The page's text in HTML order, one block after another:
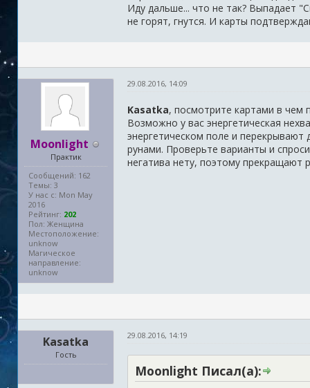
Иду дальше... что не так? Выпадает
не горят, гнутся. И карты
Moonlight
Практик
Сообщений: 162
Темы: 3
У нас с: Mon May
2016
Рейтинг: 202
Пол: Женщина
Местоположение:
unknow
Магическое
направление:
unknow
29.08.2016, 14:09
Kasatka, посмотрите картами в чем
Возможно у вас энергетическая
энергетическом поле и перекрывают
рунами. Проверьте варианты и
негатива нету, поэтому прекращают
Kasatka
Гость
29.08.2016, 14:19
Moonlight Писал(а):